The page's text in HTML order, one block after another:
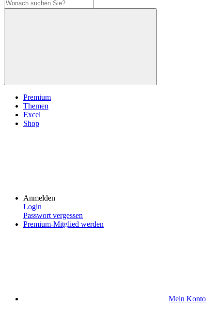
Premium
Themen
Excel
Shop
Anmelden
Login
Passwort vergessen
Premium-Mitglied werden
Mein Konto